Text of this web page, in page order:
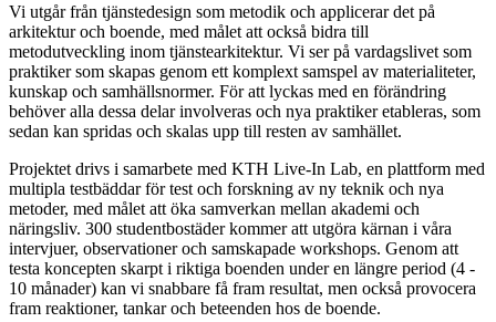
Vi utgår från tjänstedesign som metodik och applicerar det på
arkitektur och boende, med målet att också bidra till
metodutveckling inom tjänstearkitektur. Vi ser på vardagslivet som
praktiker som skapas genom ett komplext samspel av materialiteter,
kunskap och samhällsnormer. För att lyckas med en förändring
behöver alla dessa delar involveras och nya praktiker etableras, som
sedan kan spridas och skalas upp till resten av samhället.
Projektet drivs i samarbete med KTH Live-In Lab, en plattform med
multipla testbäddar för test och forskning av ny teknik och nya
metoder, med målet att öka samverkan mellan akademi och
näringsliv. 300 studentbostäder kommer att utgöra kärnan i våra
intervjuer, observationer och samskapade workshops. Genom att
testa koncepten skarpt i riktiga boenden under en längre period (4 -
10 månader) kan vi snabbare få fram resultat, men också provocera
fram reaktioner, tankar och beteenden hos de boende.